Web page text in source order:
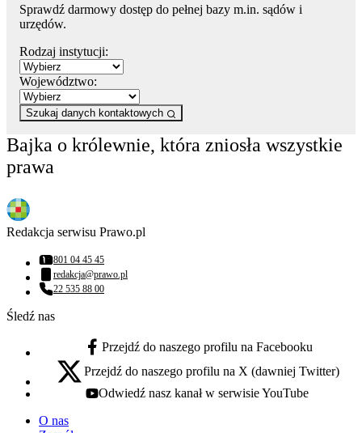
Sprawdź darmowy dostęp do pełnej bazy m.in. sądów i
urzędów.
Rodzaj instytucji:
Województwo:
Szukaj danych kontaktowych
Bajka o królewnie, która zniosła wszystkie
prawa
Redakcja serwisu Prawo.pl
Numer telefonu:
801 04 45 45
Adres email:
redakcja@prawo.pl
Numer telefonu:
22 535 88 00
Śledź nas
facebook - otwiera się w nowej karcie
Przejdź do naszego profilu na Facebooku
x - otwiera się w nowej karcie
Przejdź do naszego profilu na X (dawniej Twitter)
youtube - otwiera się w nowej karcie
Odwiedź nasz kanał w serwisie YouTube
O nas